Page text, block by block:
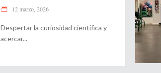
12 marzo, 2026
Despertar la curiosidad científica y
acercar